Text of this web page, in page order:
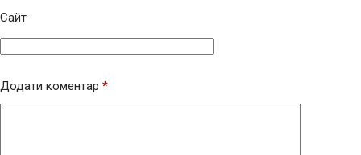
Сайт
Додати коментар *